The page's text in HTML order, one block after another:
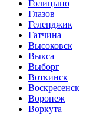
Голицыно
Глазов
Геленджик
Гатчина
Высоковск
Выкса
Выборг
Воткинск
Воскресенск
Воронеж
Воркута